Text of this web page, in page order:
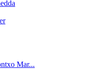
Mar...